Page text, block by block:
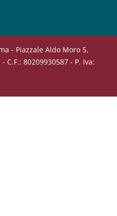
- Piazzale Aldo Moro 5,
C.F.: 80209930587 - P. Iva: